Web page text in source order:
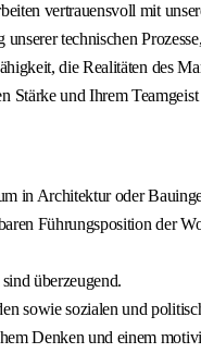
vertrauensvoll mit
technischen
die Realitäten des
und Ihrem
in Architektur oder
Führungsposition der
überzeugend.
sowie sozialen und
Denken und einem